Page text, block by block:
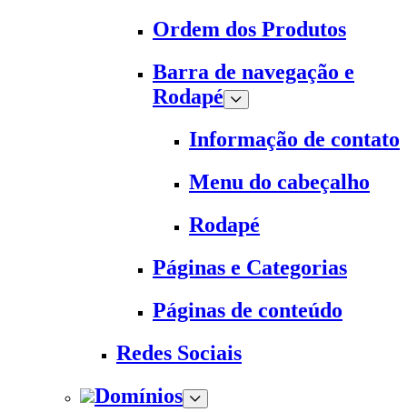
Ordem dos Produtos
Barra de navegação e
Rodapé
Informação de contato
Menu do cabeçalho
Rodapé
Páginas e Categorias
Páginas de conteúdo
Redes Sociais
Domínios